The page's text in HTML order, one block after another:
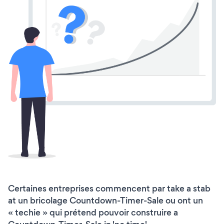
Certaines entreprises commencent par take a stab
at un bricolage Countdown-Timer-Sale ou ont un
« techie » qui prétend pouvoir construire a